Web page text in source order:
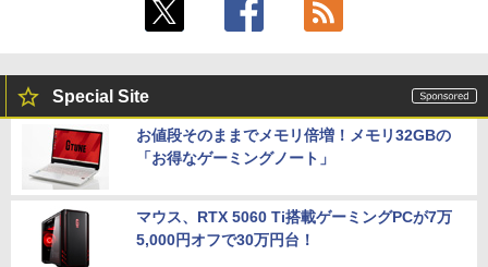
Special Site
お値段そのままでメモリ倍増！メモリ32GBの
「お得なゲーミングノート」
マウス、RTX 5060 Ti搭載ゲーミングPCが7万
5,000円オフで30万円台！